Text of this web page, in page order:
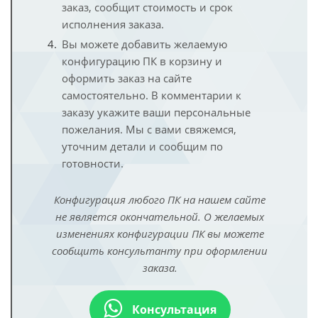
заказ, сообщит стоимость и срок
исполнения заказа.
Вы можете добавить желаемую
конфигурацию ПК в корзину и
оформить заказ на сайте
самостоятельно. В комментарии к
заказу укажите ваши персональные
пожелания. Мы с вами свяжемся,
уточним детали и сообщим по
готовности.
Конфигурация любого ПК на нашем сайте
не является окончательной. О желаемых
изменениях конфигурации ПК вы можете
сообщить консультанту при оформлении
заказа.
Консультация